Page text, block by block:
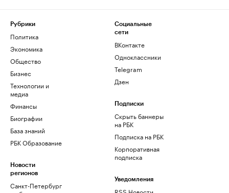
Рубрики
Политика
Экономика
Общество
Бизнес
Технологии и
медиа
Финансы
Биографии
База знаний
РБК Образование
Новости
регионов
Санкт-Петербург
Социальные
сети
ВКонтакте
Одноклассники
Telegram
Дзен
Подписки
Скрыть баннеры
на РБК
Подписка на РБК
Корпоративная
подписка
Уведомления